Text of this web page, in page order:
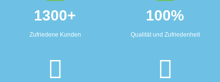
1300+
Zufriedene Kunden
100%
Qualität und Zufriedenheit